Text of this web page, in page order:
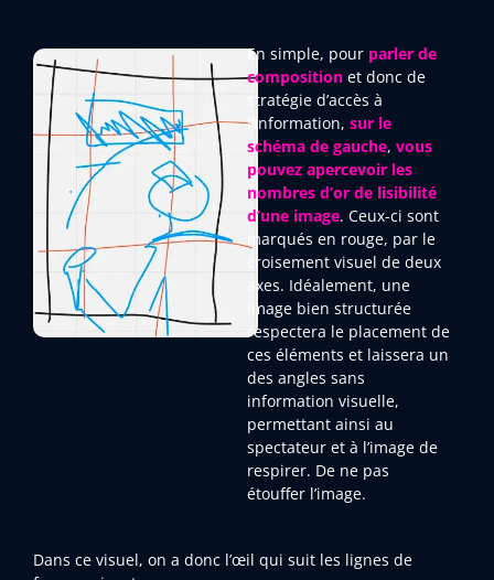
En simple, pour parler de
composition et donc de
stratégie d’accès à
l’information, sur le
schéma de gauche, vous
pouvez apercevoir les
nombres d’or de lisibilité
d’une image. Ceux-ci sont
marqués en rouge, par le
croisement visuel de deux
axes. Idéalement, une
image bien structurée
respectera le placement de
ces éléments et laissera un
des angles sans
information visuelle,
permettant ainsi au
spectateur et à l’image de
respirer. De ne pas
étouffer l’image.
Dans ce visuel, on a donc l’œil qui suit les lignes de